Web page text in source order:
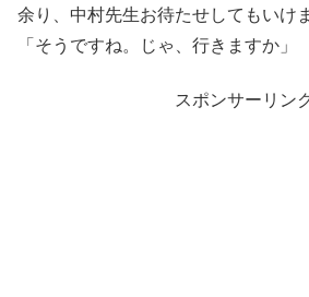
余り、中村先生お待たせしてもいけ
「そうですね。じゃ、行きますか」
スポンサーリン